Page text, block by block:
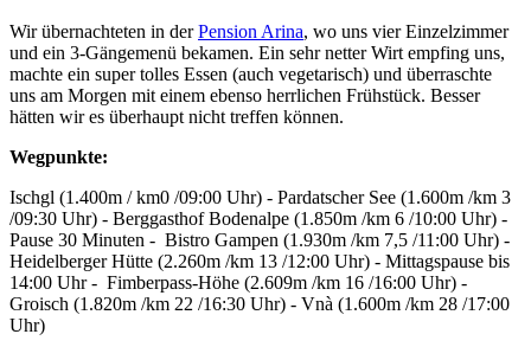
Wir übernachteten in derPension Arina, wo uns vier Einzelzimmer
und ein 3-Gängemenü bekamen. Ein sehr netter Wirt empfing uns,
machte ein super tolles Essen (auch vegetarisch) und überraschte
uns am Morgen mit einem ebenso herrlichen Frühstück. Besser
hätten wir es überhaupt nicht treffen können.
Wegpunkte:
Ischgl (1.400m / km0 /09:00 Uhr) - Pardatscher See (1.600m /km 3
/09:30 Uhr) - Berggasthof Bodenalpe (1.850m /km 6 /10:00 Uhr) -
Pause 30 Minuten - Bistro Gampen (1.930m /km 7,5 /11:00 Uhr) -
Heidelberger Hütte (2.260m /km 13 /12:00 Uhr) - Mittagspause bis
14:00 Uhr - Fimberpass-Höhe (2.609m /km 16 /16:00 Uhr) -
Groisch (1.820m /km 22 /16:30 Uhr) - Vnà (1.600m /km 28 /17:00
Uhr)